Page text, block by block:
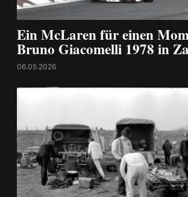
Ein McLaren für einen
Bruno Giacomelli 1978 in
06.05.2026